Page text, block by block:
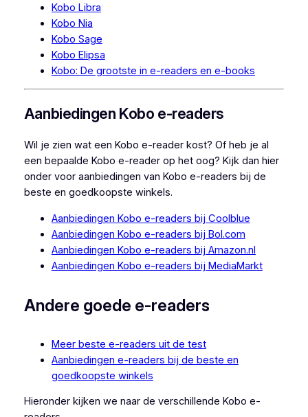
Kobo Libra
Kobo Nia
Kobo Sage
Kobo Elipsa
Kobo: De grootste in e-readers en e-books
Aanbiedingen Kobo e-readers
Wil je zien wat een Kobo e-reader kost? Of heb je al
een bepaalde Kobo e-reader op het oog? Kijk dan hier
onder voor aanbiedingen van Kobo e-readers bij de
beste en goedkoopste winkels.
Aanbiedingen Kobo e-readers bij Coolblue
Aanbiedingen Kobo e-readers bij Bol.com
Aanbiedingen Kobo e-readers bij Amazon.nl
Aanbiedingen Kobo e-readers bij MediaMarkt
Andere goede e-readers
Meer beste e-readers uit de test
Aanbiedingen e-readers bij de beste en
goedkoopste winkels
Hieronder kijken we naar de verschillende Kobo e-